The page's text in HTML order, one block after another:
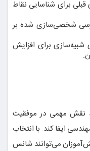
قبلی برای شناسایی نقاط
شخصی‌سازی شده بر
شبیه‌سازی برای افزایش
نقش مهمی در موفقیت
ایفا کند. با انتخاب
می‌توانند شانس